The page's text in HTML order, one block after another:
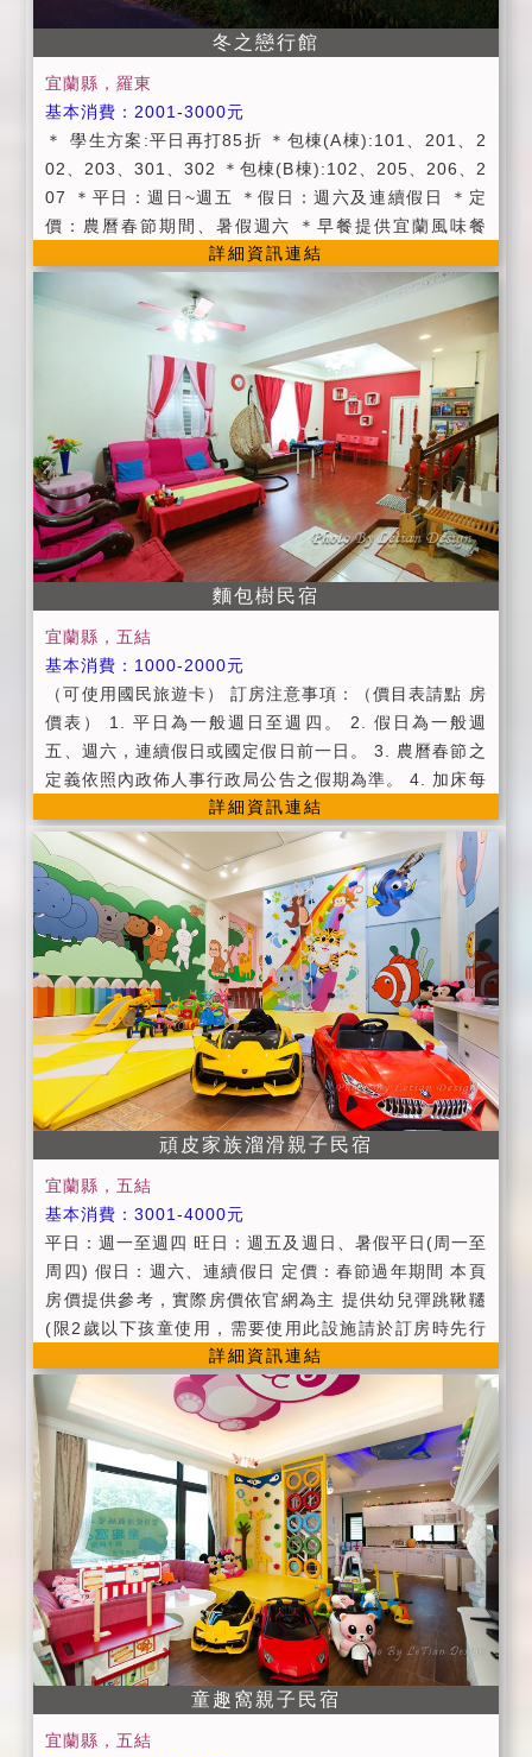
我們辦理登記。 ●為確保住宿客人及本堡主人的生活隱
私，除了當日住房客人、恕不對外開放參觀並謝絕房客
冬之戀行館
宜蘭縣，羅東
基本消費：2001-3000元
＊ 學生方案:平日再打85折 ＊包棟(A棟):101、201、2
02、203、301、302 ＊包棟(B棟):102、205、206、2
07 ＊平日：週日~週五 ＊假日：週六及連續假日 ＊定
價：農曆春節期間、暑假週六 ＊早餐提供宜蘭風味餐
(中、西式)。 ＊附設寬敞停車空間。 ＊包棟享卡拉OK
設備使用。 ＊提供宜蘭旅遊資訊服務。 ＊若想體驗泛
舟，請電洽安農溪泛舟協會(03)9892115 ＊Check in於
15：00以後 , Check out於11：00之前,貴賓入住時請
提供證件。 ＊加人部分請參考官網房價表（平價收費，
服務品質不減哦！），三歲以下孩童住宿免費(以一人為
限)。 ＊可採電話預約、線上訂房或email方式訂房，訂
房後請以電話確認並按照預約人數前來，我們將為您貼
心 準備。 ＊為維護各位朋友之權益，請於訂房三日內轉
帳50%住宿費用，若未能於三日內轉帳，則視同放棄，
感激您 的配合。 ＊為了您的安全與健康，室內一律禁
菸，如有需要可以移駕戶外或陽台喔。請勿攜帶任何寵
物入住房間哦！ ＊住宿當日逢颱風或地震等不可抗拒之
因素(以當地縣市政府頒布狀況為準則)時，無條件退回
全額訂金或保 留訂金。 ＊颱風改期或取消以宜蘭當地或
住客居住地的陸上颱風警報為主，以中央氣象局宣布為
主。 ＊變更住宿日期請於14日前通知，將為您保留訂金
六個月，如未於7日前通知者，造成其他候補房間者之損
失， 將不保留或退還訂金。 ＊取消訂房定金退還標準：
(依據消保會規定) 預定住宿日前14日取消訂房，可退回
全部訂金 預定住宿日前10至13日取消訂房者，可退回7
0%的訂金 預定住宿日前7至9日取消訂房者，可退回5
0%的訂金 預定住宿日前4至6日取消訂房者，可退回4
0%的訂金 預定住宿日前2至3日取消訂房者，可退回3
0%的訂金 預定住宿日前1日取消訂房者，可退回20%的
訂金 預定住宿日當天取消者，不退回訂金
詳細資訊連結
麵包樹民宿
宜蘭縣，五結
基本消費：1000-2000元
（可使用國民旅遊卡） 訂房注意事項：（價目表請點 房
價表） 1. 平日為一般週日至週四。 2. 假日為一般週
五、週六，連續假日或國定假日前一日。 3. 農曆春節之
定義依照內政佈人事行政局公告之假期為準。 4. 加床每
人加收500元，並提供早餐與相關備品。 5. 110cm以上
或實歲四歲以上;實歲12歲以下不佔床之小朋友,每人加
收200元， 提供早餐與相關備品。 6. 入宿時間為下午2:
00以後，退房時間為上午11:00以前。 7. 以上內容若有
變動，依照本民宿官網公告為準，恕不另行通知 一切的
規範只為給真正想要休閒的人營造更優質的氛圍 1.本民
宿全館禁煙。 2.房內備有WiFi無線上網、冷氣、毛巾、
吹風機、洗髮精、沐浴乳、牙膏、牙刷、室內拖鞋。 3.
請於電話訂房隔日中午12點前，預付全額房租50％之費
用，以保留住宿權益，不便之處，煩請包涵； 如為入住
當日訂房，可不收取訂金，惟僅將保留房間至當日晚上7
點。
詳細資訊連結
頑皮家族溜滑親子民宿
宜蘭縣，五結
基本消費：3001-4000元
平日：週一至週四 旺日：週五及週日、暑假平日(周一至
周四) 假日：週六、連續假日 定價：春節過年期間 本頁
房價提供參考，實際房價依官網為主 提供幼兒彈跳鞦韆
(限2歲以下孩童使用，需要使用此設施請於訂房時先行
詳細資訊連結
童趣窩親子民宿
宜蘭縣，五結